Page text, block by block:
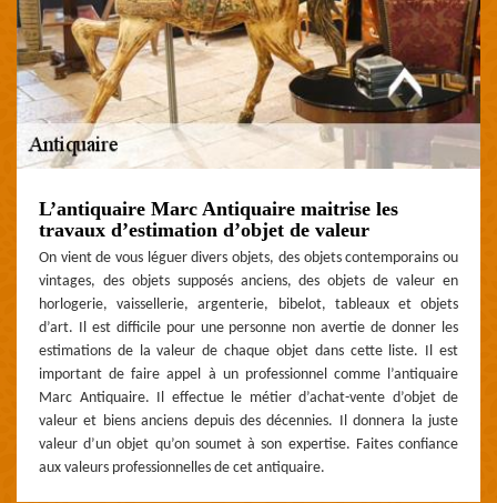
L’antiquaire Marc Antiquaire maitrise les
travaux d’estimation d’objet de valeur
On vient de vous léguer divers objets, des objets contemporains ou
vintages, des objets supposés anciens, des objets de valeur en
horlogerie, vaissellerie, argenterie, bibelot, tableaux et objets
d’art. Il est difficile pour une personne non avertie de donner les
estimations de la valeur de chaque objet dans cette liste. Il est
important de faire appel à un professionnel comme l’antiquaire
Marc Antiquaire. Il effectue le métier d’achat-vente d’objet de
valeur et biens anciens depuis des décennies. Il donnera la juste
valeur d’un objet qu’on soumet à son expertise. Faites confiance
aux valeurs professionnelles de cet antiquaire.